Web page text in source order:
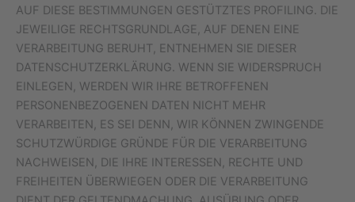
AUF DIESE BESTIMMUNGEN GESTÜTZTES PROFILING. DIE
JEWEILIGE RECHTSGRUNDLAGE, AUF DENEN EINE
VERARBEITUNG BERUHT, ENTNEHMEN SIE DIESER
DATENSCHUTZERKLÄRUNG. WENN SIE WIDERSPRUCH
EINLEGEN, WERDEN WIR IHRE BETROFFENEN
PERSONENBEZOGENEN DATEN NICHT MEHR
VERARBEITEN, ES SEI DENN, WIR KÖNNEN ZWINGENDE
SCHUTZWÜRDIGE GRÜNDE FÜR DIE VERARBEITUNG
NACHWEISEN, DIE IHRE INTERESSEN, RECHTE UND
FREIHEITEN ÜBERWIEGEN ODER DIE VERARBEITUNG